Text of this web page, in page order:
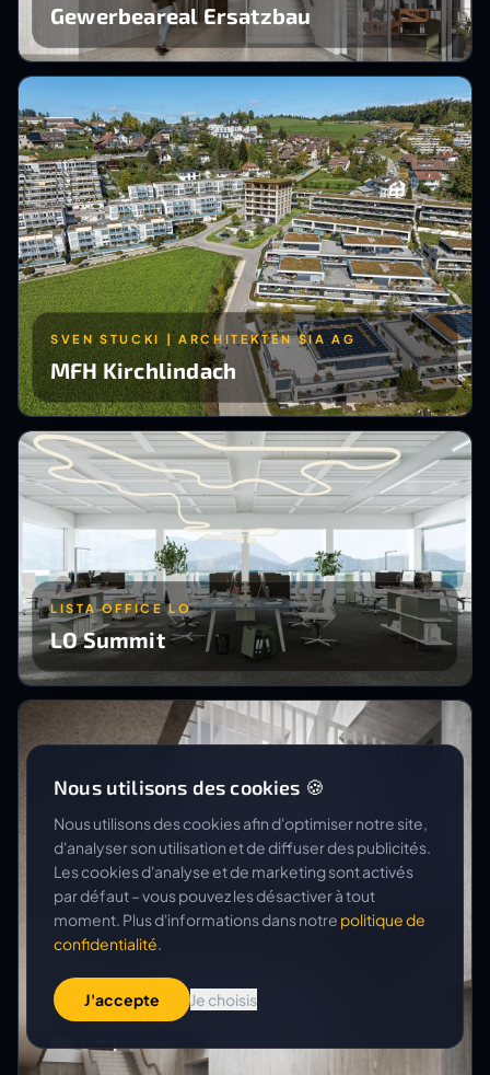
Gewerbeareal Ersatzbau
SVEN STUCKI | ARCHITEKTEN SIA AG
MFH Kirchlindach
LISTA OFFICE LO
LO Summit
Nous utilisons des cookies 🍪
Nous utilisons des cookies afin d'optimiser notre site,
d'analyser son utilisation et de diffuser des publicités.
Les cookies d'analyse et de marketing sont activés
par défaut – vous pouvez les désactiver à tout
moment. Plus d'informations dans notre politique de
confidentialité.
J'accepte Je choisis